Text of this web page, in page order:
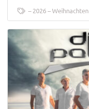
2026 Weihnachten